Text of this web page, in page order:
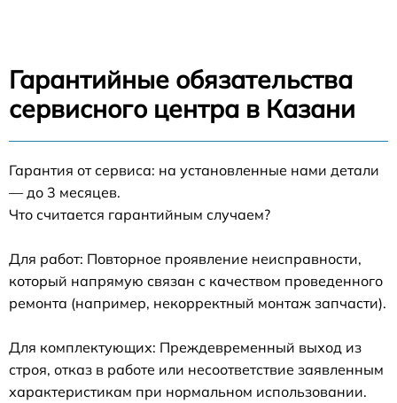
Гарантийные обязательства
сервисного центра в Казани
Гарантия от сервиса: на установленные нами детали
— до 3 месяцев.
Что считается гарантийным случаем?
Для работ: Повторное проявление неисправности,
который напрямую связан с качеством проведенного
ремонта (например, некорректный монтаж запчасти).
Для комплектующих: Преждевременный выход из
строя, отказ в работе или несоответствие заявленным
характеристикам при нормальном использовании.